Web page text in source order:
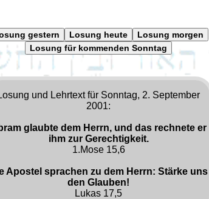
gestern Losung heute
Losung morgen
Losung für kommenden Sonntag
und Lehrtext für Sonntag, 2. September
2001:
glaubte dem Herrn, und das rechnete er
ihm zur Gerechtigkeit.
1.Mose 15,6
Apostel sprachen zu dem Herrn: Stärke uns
den Glauben!
Lukas 17,5